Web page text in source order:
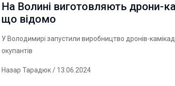
На Волині виготовляють дрони-
що відомо
У Володимирі запустили виробництво дронів-
окупантів
Назар Тарадюк/ 13.06.2024